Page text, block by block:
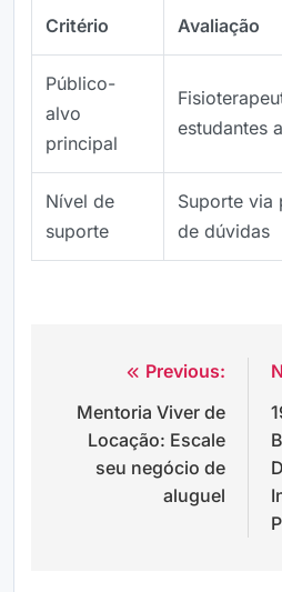
Critério Avaliação
Público-
alvo
principal
estudantes
Nível de
suporte
Suporte via
de dúvidas
Navegação
de
Post
Previous:
Mentoria Viver de
Locação: Escale
seu negócio de
aluguel